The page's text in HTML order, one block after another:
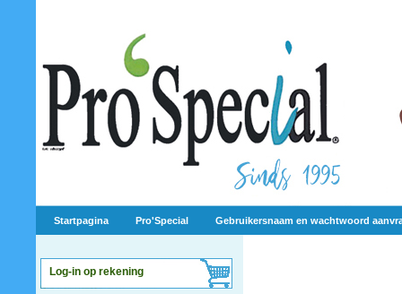
Startpagina Pro'Special Gebruikersnaam en wachtwoord
Log-in op rekening